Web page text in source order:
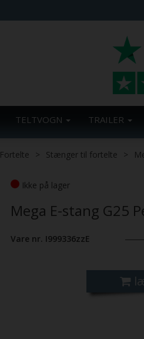
TELTVOGN TRAILER
Fortelte Stænger til fortelte
Ikke på lager
Mega E-stang G25
Vare nr. I999336zzE